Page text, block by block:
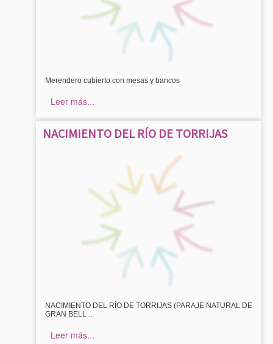
Merendero cubierto con mesas y bancos
Leer más...
NACIMIENTO DEL RÍO DE TORRIJAS
NACIMIENTO DEL RÍO DE TORRIJAS (PARAJE NATURAL DE
GRAN BELL ...
Leer más...